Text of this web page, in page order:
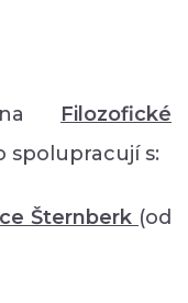
na Filozofické
spolupracují s:
Šternberk (od